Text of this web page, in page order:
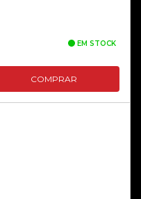
EM STOCK
COMPRAR